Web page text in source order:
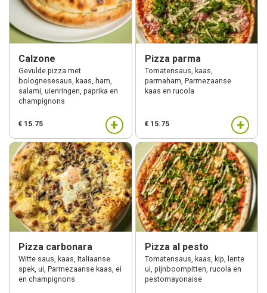
Calzone
Gevulde pizza met
bolognesesaus, kaas, ham,
salami, uienringen, paprika en
champignons
€ 15.75 +
Pizza parma
Tomatensaus, kaas,
parmaham, Parmezaanse
kaas en rucola
€ 15.75 +
Pizza carbonara
Witte saus, kaas, Italiaanse
spek, ui, Parmezaanse kaas, ei
en champignons
Pizza al pesto
Tomatensaus, kaas, kip, lente
ui, pijnboompitten, rucola en
pestomayonaise